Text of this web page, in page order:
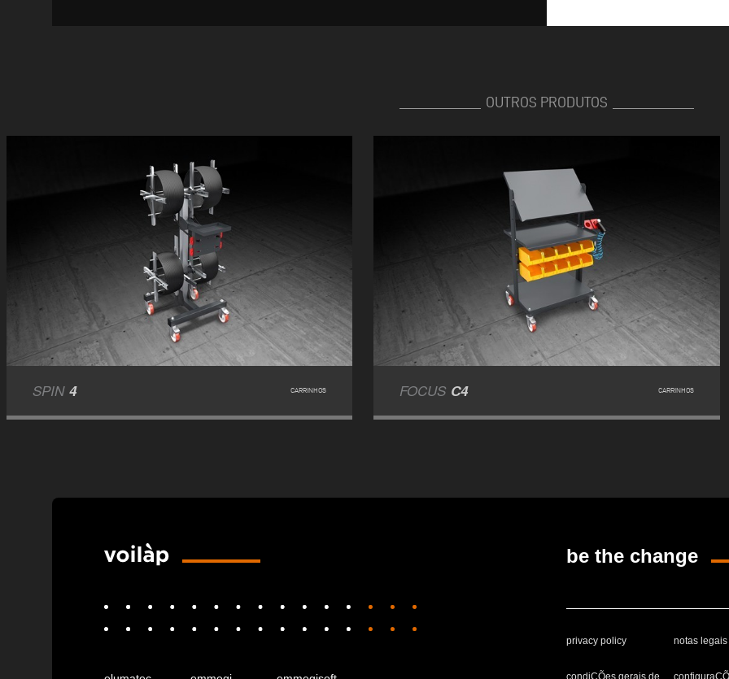
OUTROS PRODUTOS
SPIN 4 CARRINHOS FOCUS C4 CARRINHOS
be the change
privacy policy notas legais
condiÇÕes gerais de